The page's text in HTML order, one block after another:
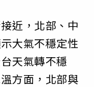
近，北部、中
大氣不穩定性
天氣轉不穩
方面，北部與